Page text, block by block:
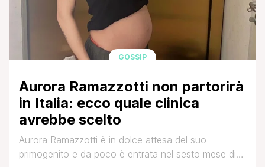
GOSSIP
Aurora Ramazzotti non partorirà
in Italia: ecco quale clinica
avrebbe scelto
Aurora Ramazzotti è in dolce attesa del suo
primogenito e da poco è entrata nel sesto mese di